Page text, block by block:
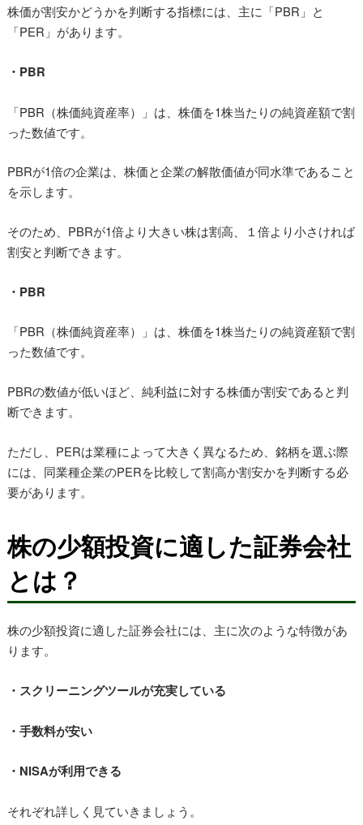
株価が割安かどうかを判断する指標には、主に「PBR」と
「PER」があります。
・PBR
「PBR（株価純資産率）」は、株価を1株当たりの純資産額で割
った数値です。
PBRが1倍の企業は、株価と企業の解散価値が同水準であること
を示します。
そのため、PBRが1倍より大きい株は割高、１倍より小さければ
割安と判断できます。
・PBR
「PBR（株価純資産率）」は、株価を1株当たりの純資産額で割
った数値です。
PBRの数値が低いほど、純利益に対する株価が割安であると判
断できます。
ただし、PERは業種によって大きく異なるため、銘柄を選ぶ際
には、同業種企業のPERを比較して割高か割安かを判断する必
要があります。
株の少額投資に適した証券会社
とは？
株の少額投資に適した証券会社には、主に次のような特徴があ
ります。
・スクリーニングツールが充実している
・手数料が安い
・NISAが利用できる
それぞれ詳しく見ていきましょう。